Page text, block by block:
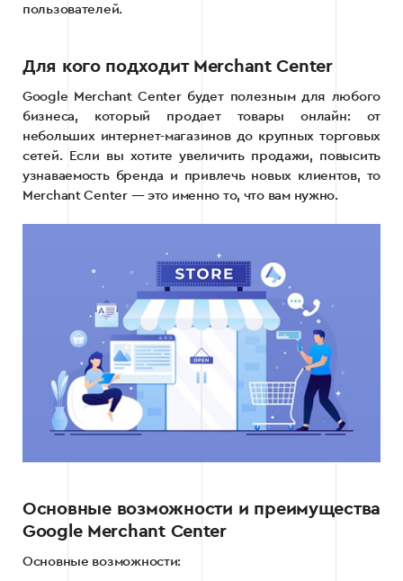
пользователей.
Для кого подходит Merchant Center
Google Merchant Center будет полезным для любого
бизнеса, который продает товары онлайн: от
небольших интернет-магазинов до крупных торговых
сетей. Если вы хотите увеличить продажи, повысить
узнаваемость бренда и привлечь новых клиентов, то
Merchant Center — это именно то, что вам нужно.
Основные возможности и преимущества
Google Merchant Center
Основные возможности: